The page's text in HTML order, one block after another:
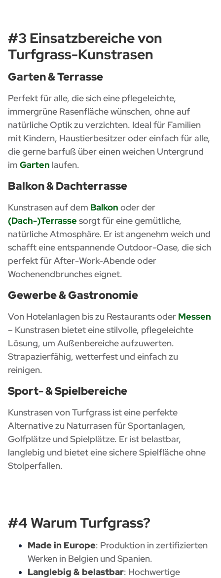
#3 Einsatzbereiche von
Turfgrass-Kunstrasen
Garten & Terrasse
Perfekt für alle, die sich eine pflegeleichte,
immergrüne Rasenfläche wünschen, ohne auf
natürliche Optik zu verzichten. Ideal für Familien
mit Kindern, Haustierbesitzer oder einfach für alle,
die gerne barfuß über einen weichen Untergrund
im Garten laufen.
Balkon & Dachterrasse
Kunstrasen auf dem Balkon oder der
(Dach-)Terrasse sorgt für eine gemütliche,
natürliche Atmosphäre. Er ist angenehm weich und
schafft eine entspannende Outdoor-Oase, die sich
perfekt für After-Work-Abende oder
Wochenendbrunches eignet.
Gewerbe & Gastronomie
Von Hotelanlagen bis zu Restaurants oder Messen
– Kunstrasen bietet eine stilvolle, pflegeleichte
Lösung, um Außenbereiche aufzuwerten.
Strapazierfähig, wetterfest und einfach zu
reinigen.
Sport- & Spielbereiche
Kunstrasen von Turfgrass ist eine perfekte
Alternative zu Naturrasen für Sportanlagen,
Golfplätze und Spielplätze. Er ist belastbar,
langlebig und bietet eine sichere Spielfläche ohne
Stolperfallen.
#4 Warum Turfgrass?
Made in Europe: Produktion in zertifizierten
Werken in Belgien und Spanien.
Langlebig & belastbar: Hochwertige